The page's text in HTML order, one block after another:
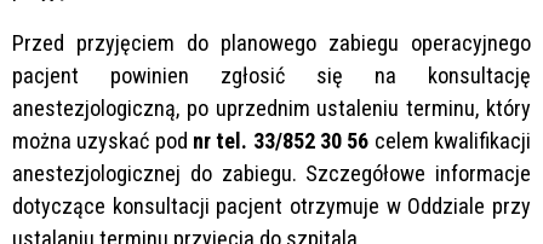
Przed przyjęciem do planowego zabiegu operacyjnego
pacjent powinien zgłosić się na konsultację
anestezjologiczną, po uprzednim ustaleniu terminu, który
można uzyskać pod nr tel. 33/852 30 56 celem kwalifikacji
anestezjologicznej do zabiegu. Szczegółowe informacje
dotyczące konsultacji pacjent otrzymuje w Oddziale przy
ustalaniu terminu przyjęcia do szpitala.